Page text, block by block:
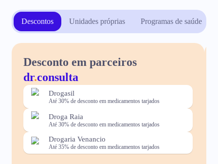
Descontos Unidades próprias Programas de saúde
Desconto em parceiros
dr.consulta
Drogasil
Até 30% de desconto em medicamentos tarjados
Droga Raia
Até 30% de desconto em medicamentos tarjados
Drogaria Venancio
Até 35% de desconto em medicamentos tarjados